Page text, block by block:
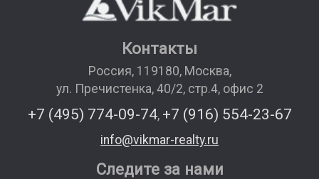
Контакты
Россия, 119180, Москва,
ул. Пречистенка, 40/2, стр.4, офис 2
+7 (495) 774-09-74, +7 (916) 554-23-67
info@vikmar-realty.ru
Следите за нами